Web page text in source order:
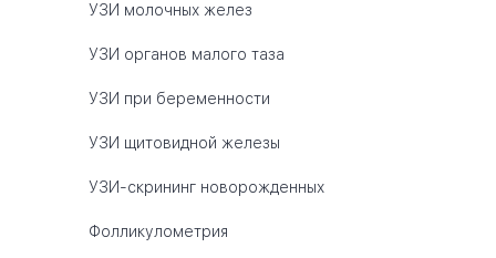
УЗИ молочных желез
УЗИ органов малого таза
УЗИ при беременности
УЗИ щитовидной железы
УЗИ-скрининг новорожденных
Фолликулометрия